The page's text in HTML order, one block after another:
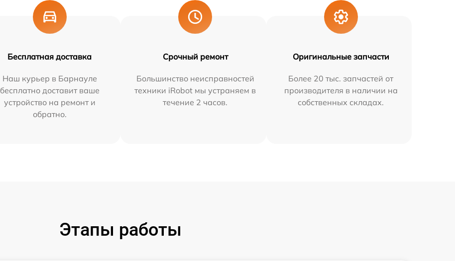
Бесплатная доставка
Наш курьер в Барнауле
бесплатно доставит ваше
устройство на ремонт и
обратно.
Срочный ремонт
Большинство неисправностей
техники iRobot мы устраняем в
течение 2 часов.
Оригинальные запчасти
Более 20 тыс. запчастей от
производителя в наличии на
собственных складах.
Этапы работы